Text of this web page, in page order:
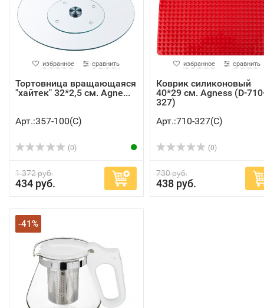
избранное сравнить
Тортовница вращающаяся
"хайтек" 32*2,5 см. Agne...
Арт.:357-100(C)
(0)
1 372 руб.
434 руб.
избранное сравнить
Коврик силиконовый
40*29 см. Agness (D-
327)
Арт.:710-327(C)
(0)
730 руб.
438 руб.
-41%